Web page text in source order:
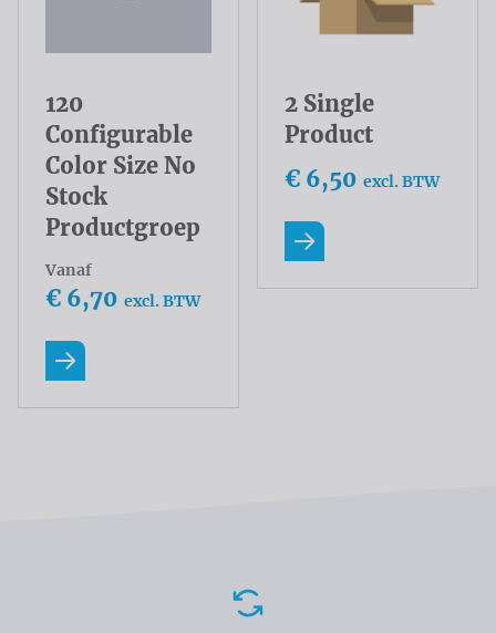
120
Configurable
Color Size No
Stock
Productgroep
Vanaf
€ 6,70 excl. BTW
Lees meer
2 Single
Product
€ 6,50 excl. BTW
Lees meer